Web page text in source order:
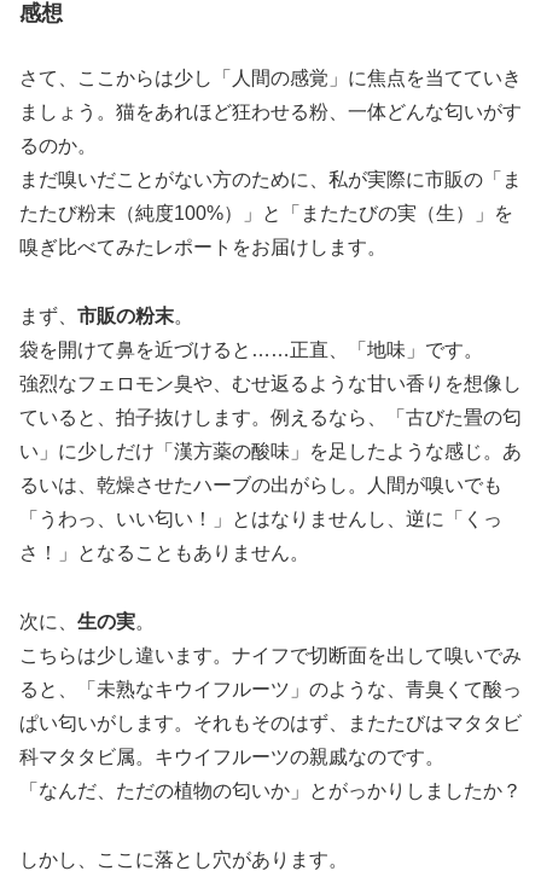
感想
さて、ここからは少し「人間の感覚」に焦点を当てていき
ましょう。猫をあれほど狂わせる粉、一体どんな匂いがす
るのか。
まだ嗅いだことがない方のために、私が実際に市販の「ま
たたび粉末（純度100%）」と「またたびの実（生）」を
嗅ぎ比べてみたレポートをお届けします。
まず、 市販の粉末。
袋を開けて鼻を近づけると……正直、「地味」です。
強烈なフェロモン臭や、むせ返るような甘い香りを想像し
ていると、拍子抜けします。例えるなら、「古びた畳の匂
い」に少しだけ「漢方薬の酸味」を足したような感じ。あ
るいは、乾燥させたハーブの出がらし。人間が嗅いでも
「うわっ、いい匂い！」とはなりませんし、逆に「くっ
さ！」となることもありません。
次に、 生の実。
こちらは少し違います。ナイフで切断面を出して嗅いでみ
ると、「未熟なキウイフルーツ」のような、青臭くて酸っ
ぱい匂いがします。それもそのはず、またたびはマタタビ
科マタタビ属。キウイフルーツの親戚なのです。
「なんだ、ただの植物の匂いか」とがっかりしましたか？
しかし、ここに落とし穴があります。